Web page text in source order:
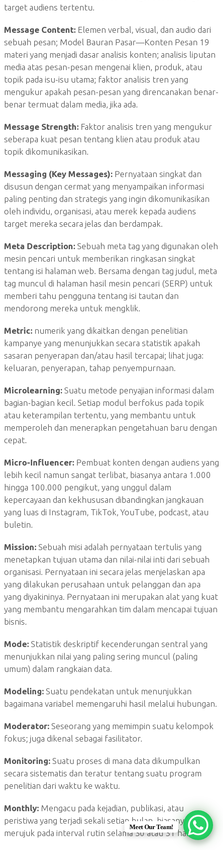
target audiens tertentu.
Message Content: Elemen verbal, visual, dan audio dari
sebuah pesan; Model Bauran Pasar—Konten Pesan 19
materi yang menjadi dasar analisis konten; analisis liputan
media atas pesan-pesan mengenai klien, produk, atau
topik pada isu-isu utama; faktor analisis tren yang
mengukur apakah pesan-pesan yang direncanakan benar-
benar termuat dalam media, jika ada.
Message Strength: Faktor analisis tren yang mengukur
seberapa kuat pesan tentang klien atau produk atau
topik dikomunikasikan.
Messaging (Key Messages): Pernyataan singkat dan
disusun dengan cermat yang menyampaikan informasi
paling penting dan strategis yang ingin dikomunikasikan
oleh individu, organisasi, atau merek kepada audiens
target mereka secara jelas dan berdampak.
Meta Description: Sebuah meta tag yang digunakan oleh
mesin pencari untuk memberikan ringkasan singkat
tentang isi halaman web. Bersama dengan tag judul, meta
tag muncul di halaman hasil mesin pencari (SERP) untuk
memberi tahu pengguna tentang isi tautan dan
mendorong mereka untuk mengklik.
Metric: numerik yang dikaitkan dengan penelitian
kampanye yang menunjukkan secara statistik apakah
sasaran penyerapan dan/atau hasil tercapai; lihat juga:
keluaran, penyerapan, tahap penyempurnaan.
Microlearning: Suatu metode penyajian informasi dalam
bagian-bagian kecil. Setiap modul berfokus pada topik
atau keterampilan tertentu, yang membantu untuk
memperoleh dan menerapkan pengetahuan baru dengan
cepat.
Micro-Influencer: Pembuat konten dengan audiens yang
lebih kecil namun sangat terlibat, biasanya antara 1.000
hingga 100.000 pengikut, yang unggul dalam
kepercayaan dan kekhususan dibandingkan jangkauan
yang luas di Instagram, TikTok, YouTube, podcast, atau
buletin.
Mission: Sebuah misi adalah pernyataan tertulis yang
menetapkan tujuan utama dan nilai-nilai inti dari sebuah
organisasi. Pernyataan ini secara jelas menjelaskan apa
yang dilakukan perusahaan untuk pelanggan dan apa
yang diyakininya. Pernyataan ini merupakan alat yang kuat
yang membantu mengarahkan tim dalam mencapai tujuan
bisnis.
Mode: Statistik deskriptif kecenderungan sentral yang
menunjukkan nilai yang paling sering muncul (paling
umum) dalam rangkaian data.
Modeling: Suatu pendekatan untuk menunjukkan
bagaimana variabel memengaruhi hasil melalui hubungan.
Moderator: Seseorang yang memimpin suatu kelompok
fokus; juga dikenal sebagai fasilitator.
Monitoring: Suatu proses di mana data dikumpulkan
secara sistematis dan teratur tentang suatu program
penelitian dari waktu ke waktu.
Monthly: Mengacu pada kejadian, publikasi, atau
peristiwa yang terjadi sekali setiap bulan, biasanya
merujuk pada interval rutin selama 30 atau 31 hari.
Meet Our Team!